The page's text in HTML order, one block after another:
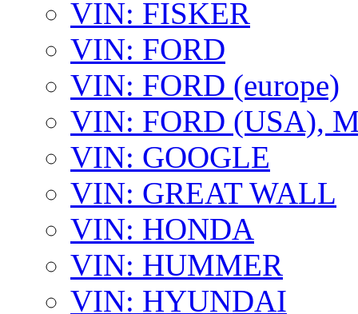
VIN: FISKER
VIN: FORD
VIN: FORD (europe)
VIN: FORD (USA),
VIN: GOOGLE
VIN: GREAT WALL
VIN: HONDA
VIN: HUMMER
VIN: HYUNDAI